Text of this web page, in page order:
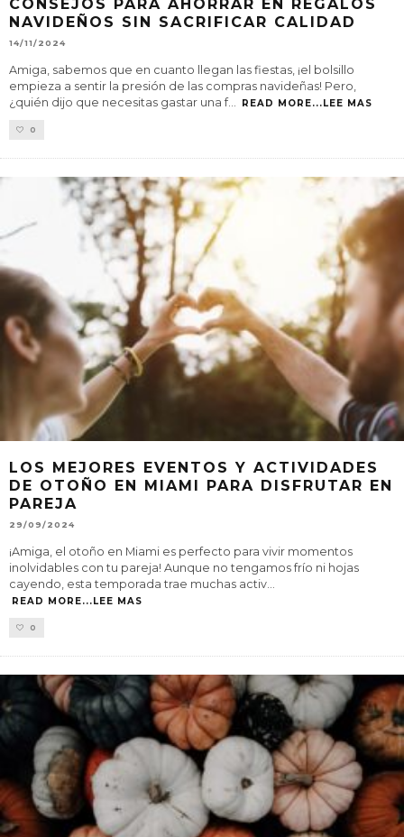
CONSEJOS PARA AHORRAR EN REGALOS
NAVIDEÑOS SIN SACRIFICAR CALIDAD
14/11/2024
Amiga, sabemos que en cuanto llegan las fiestas, ¡el bolsillo
empieza a sentir la presión de las compras navideñas! Pero,
¿quién dijo que necesitas gastar una f... READ MORE...LEE MAS
0
LOS MEJORES EVENTOS Y ACTIVIDADES
DE OTOÑO EN MIAMI PARA DISFRUTAR EN
PAREJA
29/09/2024
¡Amiga, el otoño en Miami es perfecto para vivir momentos
inolvidables con tu pareja! Aunque no tengamos frío ni hojas
cayendo, esta temporada trae muchas activ...
READ MORE...LEE MAS
0